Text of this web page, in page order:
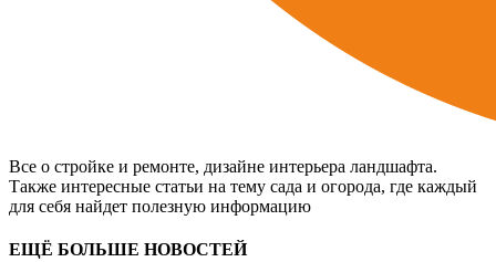
Все о стройке и ремонте, дизайне интерьера ландшафта.
Также интересные статьи на тему сада и огорода, где каждый
для себя найдет полезную информацию
ЕЩЁ БОЛЬШЕ НОВОСТЕЙ